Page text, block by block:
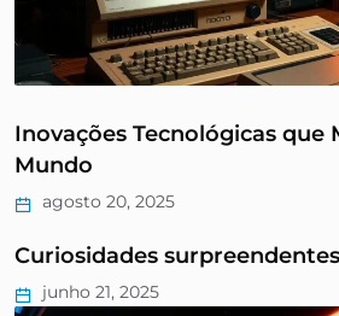
Inovações Tecnológicas que
Mundo
agosto 20, 2025
Curiosidades
junho 21, 2025